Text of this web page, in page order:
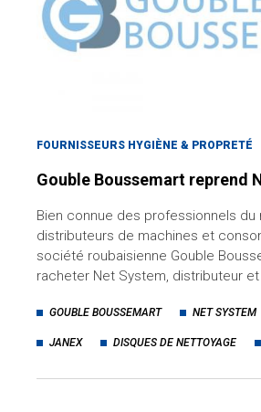
FOURNISSEURS HYGIÈNE & PROPRETÉ
Gouble Boussemart reprend
Bien connue des professionnels
distributeurs de machines et
société roubaisienne Gouble
racheter Net System, distributeur
GOUBLE BOUSSEMART NET SYSTEM
JANEX DISQUES DE NETTOYAGE